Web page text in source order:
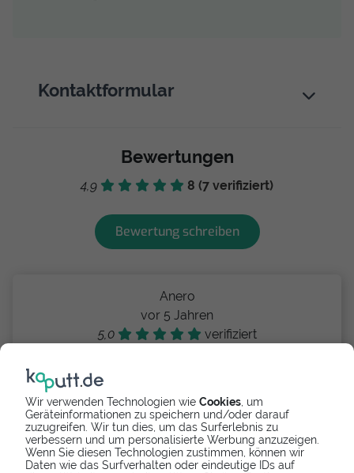
Wir verwenden Technologien wie Cookies , um
Geräteinformationen zu speichern und/oder darauf
zuzugreifen. Wir tun dies, um das Surferlebnis zu
verbessern und um personalisierte Werbung anzuzeigen.
Wenn Sie diesen Technologien zustimmen, können wir
Daten wie das Surfverhalten oder eindeutige IDs auf
Kontaktformular
Bewertungen
4,9 8 (7 verifiziert)
Bewertung schreiben
Anero
vor 5 Jahren
5,0 verifiziert
Benedicta
vor 5 Jahren
5,0 verifiziert